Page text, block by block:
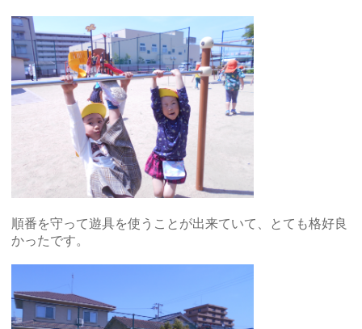
順番を守って遊具を使うことが出来ていて、とても格好良
かったです。